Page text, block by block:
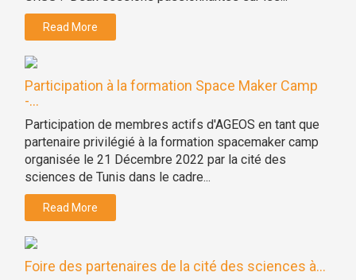
Read More
Participation à la formation Space Maker Camp
-...
Participation de membres actifs d'AGEOS en tant que
partenaire privilégié à la formation spacemaker camp
organisée le 21 Décembre 2022 par la cité des
sciences de Tunis dans le cadre...
Read More
Foire des partenaires de la cité des sciences à...